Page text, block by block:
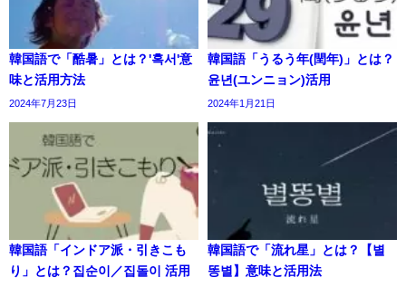
韓国語で「酷暑」とは？'혹서'意
味と活用方法
2024年7月23日
韓国語「うるう年(閏年)」とは？
윤년(ユンニョン)活用
2024年1月21日
韓国語「インドア派・引きこも
り」とは？집순이／집돌이 活用
韓国語で「流れ星」とは？【별
똥별】意味と活用法